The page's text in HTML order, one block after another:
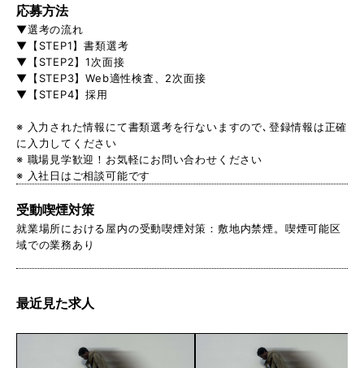
応募方法
▼選考の流れ
▼【STEP1】書類選考
▼【STEP2】1次面接
▼【STEP3】Web適性検査、2次面接
▼【STEP4】採用
※ 入力された情報にて書類選考を行ないますので､登録情報は正確
に入力してください
※ 職場見学歓迎！お気軽にお問い合わせください
※ 入社日はご相談可能です
受動喫煙対策
就業場所における屋内の受動喫煙対策：敷地内禁煙。喫煙可能区
域での業務あり
最近見た求人